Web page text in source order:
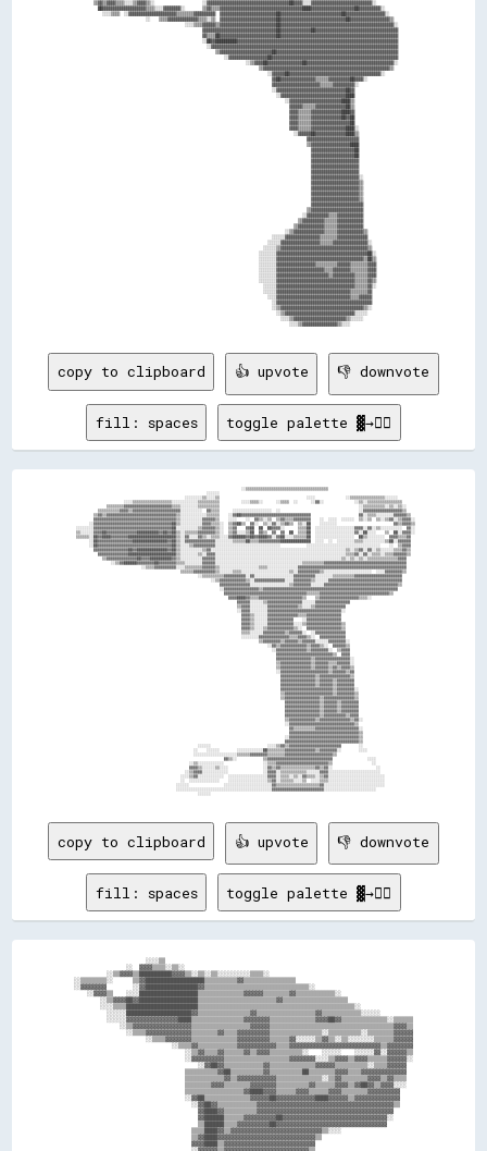
  ▒▒▓▓▒▒▓▓▓▓▒▒▒▒░░░░▒▒▓▓▓▓▒▒░░                      ░░▓▓▓▓▓▓▓▓▓▓▓▓▓▓▓▓▓▓▓▓▓▓▓▓▓▓▓▓▓▓▓▓▓▓▓▓▓▓██▓▓▓▓░░░░▓▓▓▓▓▓▓▓▓▓▓▓▓▓▓▓▓▓▓▓▓▓▓▓▓▓▓▓░░
    ██▓▓▓▓▓▓▓▓▓▓▓▓▓▓▓▓▓▓▓▓▒▒▒▒░░░░▓▓▓▓▓▓▓▓░░        ▒▒▓▓▒▒▒▒▓▓▓▓▓▓▓▓▓▓▓▓▓▓▓▓▓▓▓▓▓▓▓▓▓▓▓▓▓▓▓▓▓▓▓▓▓▓████▓▓▓▓▓▓▓▓▓▓▓▓▓▓▓▓▓▓▓▓██▓▓▓▓▓▓▓▓▓▓░░
      ░░░░▒▒▒▒  ░░▓▓▓▓▓▓▓▓▓▓▓▓▓▓▓▓▓▓▓▓▓▓▒▒▒▒▒▒▒▒▓▓▓▓▓▓▓▓▓▓  ▓▓▓▓▓▓▓▓▓▓▓▓▓▓▓▓▓▓▓▓▓▓▓▓▓▓██▓▓▓▓▓▓▓▓▓▓▓▓▓▓▓▓▓▓▓▓▓▓▓▓▓▓▓▓██▓▓▓▓▓▓▓▓▓▓▓▓▓▓▓▓▓▓░░
                          ░░    ▒▒▒▒▓▓▓▓▓▓▓▓▓▓▓▓▓▓▒▒▒▒░░▒▒  ▓▓▓▓▓▓▓▓▓▓▓▓▓▓▓▓▓▓▓▓▓▓▓▓▓▓██▓▓▓▓▓▓▓▓▓▓▓▓▓▓▓▓▓▓▓▓▓▓▓▓▓▓▓▓▓▓██▓▓▓▓▓▓▓▓▓▓▓▓▓▓▓▓▓▓▒▒
                                            ░░░░▒▒▒▒▓▓▓▓▓▓▒▒▓▓▓▓▓▓▓▓▓▓▓▓▓▓▓▓▓▓▓▓▓▓▓▓▓▓██▓▓▓▓▓▓▓▓▓▓▓▓▓▓▓▓▓▓▓▓▓▓▓▓▓▓▓▓▓▓▓▓▓▓▓▓▓▓▓▓▓▓▓▓▓▓▓▓▓▓▓▓░░
                                                    ▓▓▓▓▓▓▓▓▓▓▓▓▓▓▓▓▓▓▓▓▓▓▓▓▓▓▓▓▓▓▓▓▓▓██▓▓▓▓▓▓▓▓▓▓▓▓▓▓██▓▓▓▓▓▓▓▓▓▓▓▓▓▓▓▓▓▓▓▓▓▓▓▓▓▓▓▓▓▓▓▓▓▓▓▓▓▓
                                                    ▓▓▒▒▒▒██▓▓▓▓▓▓▓▓▓▓▓▓▓▓▓▓▓▓▓▓▓▓▓▓▓▓██▓▓▓▓▓▓▓▓▓▓▓▓▓▓▓▓▓▓▓▓▓▓▓▓▓▓▓▓▓▓▓▓▓▓▓▓▓▓▓▓▓▓▓▓▓▓▓▓▓▓▓▓▓▓
                                                    ░░██▓▓██████████▓▓▓▓▓▓▓▓▓▓▓▓▓▓▓▓▓▓▓▓▓▓▓▓▓▓▓▓▓▓▓▓▓▓▓▓▓▓▓▓▓▓▓▓▓▓▓▓▓▓▓▓▓▓▓▓▓▓▓▓▓▓▓▓▓▓▓▓▓▓▓▓▓▓
                                                      ░░▓▓▓▓▓▓▓▓▓▓▓▓▓▓▓▓▓▓▓▓▓▓▓▓▓▓▓▓▓▓▓▓▓▓▓▓▓▓▓▓▓▓▓▓▓▓▓▓▓▓▓▓▓▓▓▓▓▓▓▓▓▓▓▓▓▓▓▓▓▓▓▓▓▓▓▓▓▓▓▓▓▓▓▓▓▓
                                                          ▒▒▓▓▓▓▓▓▓▓▓▓▓▓▓▓▓▓▓▓▓▓▓▓▓▓██▓▓▓▓▓▓▓▓▓▓▓▓▓▓▓▓▓▓▓▓▓▓▓▓▓▓▓▓▓▓▓▓▓▓▓▓▓▓▓▓▓▓▓▓▓▓▓▓▓▓▓▓▓▓▓▓
                                                              ░░▓▓▓▓▓▓▓▓▓▓▓▓▓▓▓▓▓▓██▓▓▓▓▓▓▓▓▓▓▓▓▓▓▓▓▓▓▓▓▓▓▓▓▓▓▓▓▓▓▓▓▓▓▓▓▓▓▓▓▓▓▓▓▓▓▓▓▓▓▓▓▓▓▓▓▓▓
                                                                        ░░▒▒▓▓▓▓██▓▓▓▓▓▓▓▓▓▓▓▓▓▓▓▓██▓▓▓▓▓▓▓▓▓▓▓▓▓▓▓▓▓▓▓▓▓▓▓▓▓▓▓▓▓▓▓▓▓▓▓▓▓▓▓▓░░
                                                                              ▒▒▓▓▓▓▓▓▓▓▓▓▓▓▓▓▓▓▓▓▓▓▓▓▓▓▓▓▓▓▓▓▓▓▓▓▓▓▓▓▓▓▓▓▓▓▓▓▓▓▓▓▓▓▓▓▓▓▓▓▒▒
                                                                                  ░░▓▓▓▓▓▓██▓▓▓▓▓▓▓▓▓▓▓▓▓▓▓▓▓▓▓▓▓▓▓▓▓▓▓▓▓▓▓▓▓▓▓▓▓▓▓▓▓▓░░
                                                                                    ▓▓██▓▓▓▓▓▓▓▓▓▓▓▓▓▓▓▓▒▒▒▒▒▒▓▓▓▓▓▓▓▓▓▓██▓▓▓▓░░
                                                                                    ▓▓▓▓▓▓▓▓▓▓▓▓▓▓▓▓▓▓▓▓▓▓▒▒▒▒▒▒▓▓▓▓▓▓▓▓▓▓░░
                                                                                    ░░▓▓▓▓▓▓▓▓▓▓▓▓▓▓▓▓▓▓▓▓▓▓▓▓▓▓▓▓▓▓▓▓██▓▓
                                                                                      ░░▓▓▓▓▓▓▓▓▓▓▓▓▓▓▓▓▓▓▓▓▓▓▓▓▓▓▓▓▓▓████
                                                                                          ░░▓▓▓▓▓▓▓▓▓▓▓▓▓▓▓▓▓▓▓▓▓▓▓▓████▒▒
                                                                                            ▓▓▓▓▓▓▒▒▒▒▒▒▓▓▓▓▓▓▓▓▓▓▓▓▓▓██▒▒
                                                                                            ▓▓▓▓▒▒▒▒▒▒▓▓▓▓▓▓▓▓▓▓▓▓▓▓████▓▓
                                                                                            ▓▓▓▓▒▒▒▒▒▒▓▓▓▓▓▓▓▓▓▓▓▓▓▓██▓▓██
                                                                                            ▓▓▓▓▒▒▒▒▒▒▓▓▓▓▓▓▓▓▓▓▓▓▓▓▓▓▓▓██
                                                                                            ▓▓▓▓▒▒▒▒▒▒▓▓▓▓▓▓▓▓▓▓▓▓▓▓▓▓████░░
                                                                                              ░░▓▓▓▓▓▓██▓▓▓▓▓▓▓▓▓▓▓▓▓▓████▒▒
                                                                                                    ▓▓▓▓▓▓▓▓▓▓▓▓▓▓▓▓▓▓▓▓▓▓▓▓
                                                                                                    ▒▒▓▓▓▓▓▓▓▓▓▓▓▓▓▓▓▓▓▓████
                                                                                                      ▓▓▓▓▓▓▓▓▓▓▓▓▓▓▓▓▓▓▓▓██
                                                                                                      ▓▓▓▓▓▓▓▓▓▓▓▓▓▓▓▓▓▓▓▓██
                                                                                                      ▓▓▓▓▓▓▓▓▓▓▓▓▓▓▓▓▓▓▓▓▓▓
                                                                                                      ▓▓▓▓▓▓▓▓▓▓▓▓▓▓▓▓▓▓▓▓▓▓
                                                                                                      ▓▓▓▓▓▓▓▓▓▓▓▓▓▓▓▓▓▓▓▓▓▓
                                                                                                      ▓▓▓▓▓▓▓▓▓▓▓▓▓▓▓▓▓▓▓▓▓▓░░
                                                                                                      ▓▓▓▓▓▓▓▓▓▓▓▓▓▓▓▓▓▓▓▓▓▓▒▒
                                                                                                      ▓▓▓▓▓▓▓▓▓▓▓▓▓▓▓▓▓▓▓▓▓▓▒▒
                                                                                                      ▓▓▓▓▓▓▓▓▓▓▓▓▓▓▓▓▓▓▓▓▓▓▒▒
                                                                                                      ▓▓▓▓▓▓▓▓▓▓▓▓▓▓▓▓▓▓▓▓▓▓▒▒
                                                                                                      ▓▓▓▓▓▓▓▓▓▓▓▓▓▓▓▓▓▓▓▓▓▓▓▓
                                                                                                    ▒▒▓▓▓▓▓▓▓▓▓▓▓▓▓▓▓▓▓▓▓▓▓▓▓▓
                                                                                                  ░░▓▓▓▓▓▓▓▓▓▓▒▒▒▒▓▓▓▓▓▓▓▓▓▓▓▓
                                                                                                ▒▒▓▓▓▓▓▓▓▓▓▓▒▒▒▒▒▒▓▓▓▓▓▓▓▓▓▓▓▓
                                                                                              ▒▒▓▓▓▓▓▓▓▓▓▓▓▓▒▒▒▒▒▒▓▓▓▓▓▓▓▓▓▓▓▓
                                                                                          ░░▒▒▓▓▓▓▓▓▓▓▓▓▓▓▓▓▒▒▒▒▒▒▓▓▓▓▓▓▓▓▓▓▓▓▒▒
                                                                                    ░░░░░░▓▓▓▓▓▓▓▓▓▓▓▓▓▓▓▓▒▒▒▒▒▒▒▒▓▓▓▓▓▓▓▓▓▓▓▓▓▓
                                                                                  ░░░░░░▓▓▓▓▓▓▓▓▓▓▓▓▓▓▓▓▓▓▒▒▒▒▒▒▓▓▓▓▓▓▓▓▓▓▓▓▓▓▓▓░░
                                                                                ░░░░░░▒▒▓▓▓▓▓▓▓▓▓▓▓▓▓▓▓▓▓▓▓▓▓▓▓▓▓▓▓▓▓▓▓▓▓▓▓▓▓▓▓▓▒▒
                                                                              ░░░░░░░░▓▓▓▓▓▓▓▓▓▓▓▓▓▓▓▓▓▓▓▓▓▓▓▓▓▓▓▓▓▓▓▓▓▓▓▓▓▓▓▓▓▓██░░
                                                                              ░░░░░░░░▓▓▓▓▓▓▓▓▓▓▓▓▓▓▓▓▓▓▓▓▓▓▓▓▓▓▓▓▓▓▓▓▓▓▓▓▓▓▓▓▒▒██▒▒
                                                                              ░░░░░░░░▓▓▓▓▓▓▓▓▓▓▓▓▓▓▓▓▓▓▒▒▒▒▒▒▒▒▒▒▓▓▓▓▓▓▒▒▒▒▒▒▒▒▓▓▓▓
                                                                              ░░░░░░░░▓▓▓▓▓▓▓▓▓▓▓▓▓▓▓▓▓▓▓▓▓▓▒▒▒▒▓▓▓▓▓▓▓▓▒▒▒▒▒▒▒▒▓▓▓▓
                                                                              ░░░░░░░░▓▓▓▓▓▓▓▓▓▓▓▓▓▓▓▓▓▓▓▓▓▓▓▓▒▒▓▓▓▓▓▓▓▓▓▓▒▒▒▒▒▒▓▓▓▓
                                                                              ░░░░░░░░▓▓▓▓▓▓▓▓▓▓▓▓▓▓▓▓▓▓▓▓▓▓▓▓▓▓▓▓▓▓▓▓▓▓▓▓▒▒▒▒▒▒▓▓▒▒
                                                                                ░░░░░░▓▓▓▓▓▓▓▓▓▓▓▓▓▓▓▓▓▓▓▓▓▓▓▓▓▓▓▓▓▓▓▓▓▓▓▓▒▒▒▒▒▒▓▓░░
                                                                                ░░░░░░▓▓▓▓▓▓▓▓▓▓▓▓▓▓▓▓▓▓▓▓▓▓▓▓▓▓▓▓▓▓▓▓▓▓▒▒▒▒▒▒▒▒▓▓
                                                                                  ░░░░▓▓▓▓▓▓▓▓▓▓▓▓▓▓▓▓▓▓▓▓▓▓▓▓▓▓▓▓▓▓▓▓▓▓▒▒▒▒▓▓▓▓▓▓
                                                                                    ░░▓▓▓▓▓▓▓▓▓▓▓▓▓▓▓▓▓▓▓▓▓▓▓▓▓▓▓▓▓▓▓▓▓▓▓▓▓▓▓▓▓▓▓▓
                                                                                    ░░▒▒▓▓▓▓▓▓▓▓▓▓▓▓▓▓▓▓▓▓▓▓▓▓▓▓▓▓▓▓▓▓▓▓▓▓▓▓▓▓▒▒░░
                                                                                      ░░▒▒▓▓▓▓▓▓▓▓▓▓▓▓▓▓▓▓▓▓▓▓▓▓▓▓▓▓▓▓▓▓▓▓░░░░░░
                                                                                        ░░░░▒▒▓▓▓▓▓▓▓▓▓▓▓▓▓▓▓▓▓▓▓▓▓▓▓▓▒▒░░░░░░
copy to clipboard 👍 upvote 👎 downvote
fill: spaces toggle palette ▓→✊🏽
copy to clipboard 👍 upvote 👎 downvote
fill: spaces toggle palette ▓→✊🏽
                      ░░░░▒▒
                ░░  ▓▓▓▓▒▒▒▒░░▒▒░░
          ░░▒▒▓▓▓▓▒▒██████████▓▓▓▓▒▒░░▒▒░░▒▒░░░░░░░░░░▒▒▒▒░░
░░▒▒▒▒▒▒▒▒░░      ▒▒▓▓██████████████████▒▒▒▒▒▒▒▒▒▒▓▓▒▒▒▒▒▒▒▒▒▒▒▒▒▒▒▒
░░▓▓▓▓▓▓▓▓        ░░▓▓████████████████▓▓▒▒▒▒▒▒▒▒▒▒▒▒▒▒▒▒▒▒▒▒▒▒▒▒▒▒▒▒▒▒▒▒░░
    ░░▓▓▓▓▒▒    ░░░░██████████████████▒▒▒▒▒▒▒▒▒▒▒▒▒▒▓▓▓▓▓▓▒▒▒▒▒▒▒▒▓▓▒▒▒▒▒▒▒▒▒▒▒▒░░
        ░░▒▒▓▓▓▓██▓▓██████████████████▒▒▒▒▒▒▒▒▒▒▒▒▒▒▒▒▒▒▒▒▒▒▒▒▓▓▒▒▒▒▒▒▒▒▒▒▒▒▒▒▒▒▒▒▒▒
        ░░░░▒▒▒▒██████████████████████▒▒▒▒▒▒▒▒▒▒▒▒▒▒▒▒▒▒▒▒▒▒▒▒▒▒▒▒▒▒▒▒▒▒▒▒▒▒▒▒▒▒▒▒▒▒▒▒░░
          ░░░░░░████████████████████▓▓▒▒▒▒▒▒▒▒▒▒▒▒▒▒▒▒▓▓▒▒▒▒▒▒▒▒▒▒▒▒▒▒▒▒▒▒▓▓▒▒▒▒▒▒▒▒▒▒▒▒░░░░░░
          ░░░░░░▓▓▓▓▓▓▓▓▓▓▓▓▓▓▓▓████▒▒▒▒▒▒▒▒▒▒▒▒▒▒▒▒▓▓▓▓▓▓▓▓▒▒▒▒▒▒▒▒▒▒▒▒▒▒▓▓▓▓██▓▓▒▒▒▒▒▒▒▒▒▒▒▒▒▒░░▒▒▒▒▒▒
              ░░▒▒▓▓▓▓▓▓▓▓▓▓▓▓▓▓▓▓▓▓▒▒▒▒▒▒▒▒▒▒▒▒▒▒▒▒▒▒▓▓▓▓▓▓▒▒▒▒▒▒▒▒▒▒▒▒▒▒▒▒▒▒▒▒▒▒▒▒▒▒▒▒▒▒▒▒▒▒▒▒▒▒▓▓▓▓▒▒
                ░░▒▒▒▒▓▓▓▓▓▓▓▓▓▓▓▓▓▓▒▒▒▒▒▒▒▒▓▓▒▒▒▒▓▓▓▓▓▓▓▓▓▓▒▒▒▒▒▒▒▒▒▒▒▒▒▒▒▒░░▒▒▒▒▒▒▒▒▒▒░░▒▒▒▒▒▒▒▒▓▓▓▓▓▓
                      ░░▒▒▒▒▓▓▓▓▓▓▓▓▒▒▒▒▒▒▒▒▒▒▒▒▒▒▓▓▓▓▓▓▓▓▓▓▒▒▒▒▒▒▓▓░░░░░░▒▒▓▓▒▒░░▒▒░░░░░░░░▒▒▒▒▒▒▓▓▓▓▓▓
                              ░░▒▒▒▒▓▓▒▒▒▒▒▒▒▒▒▒▒▒▓▓▓▓▓▓▓▓▓▓▓▓▒▒▒▒▓▓▓▓▓▓▓▓▓▓▓▓▓▓▓▓▓▓▓▓▓▓▓▓▓▓▓▓▒▒▓▓▓▓▓▓▓▓
                                  ░░▒▒▓▓▒▒▒▒▓▓▒▒▒▒▒▒▓▓▒▒▓▓▓▓▒▒▒▒▒▒▒▒▒▒░░    ░░░░░░    ░░░░░░▓▓░░▓▓▓▓▓▓▒▒
                                  ░░▓▓▓▓▓▓▓▓▓▓▒▒▒▒▒▒▒▒▒▒▒▒▒▒▒▒▒▒▒▒▓▓▓▓▓▓▓▓░░░░▒▒▓▓▓▓▒▒▓▓▓▓▒▒▒▒▒▒▓▓▓▓▓▓░░
                                      ░░▓▓██▓▓▒▒▒▒▒▒▒▒▒▒▒▒▓▓▒▒▒▒▒▒▒▒▒▒▒▒▒▒▓▓▓▓▓▓▒▒▒▒▒▒▒▒▒▒░░▒▒▒▒▓▓▓▓▓▓
                                  ▒▒▒▒▒▒▒▒▒▒▓▓██▒▒▒▒▒▒▒▒▒▒▓▓▒▒▒▒▒▒▒▒▒▒██▒▒▒▒▒▒▒▒▓▓▓▓▒▒▒▒▓▓▓▓▓▓▓▓▓▓▓▓▓▓
                                  ▒▒▒▒▒▒▒▒▒▒▒▒▓▓▒▒▓▓▓▓▓▓▓▓▓▓▓▓▒▒▒▒▒▒▒▒▒▒▒▒▒▒░░▒▒▓▓▒▒▒▒▒▒▒▒▓▓▓▓▒▒▓▓▒▒▒▒
                                  ▒▒▒▒▒▒▒▒▓▓▓▓▒▒▒▒▒▒▒▒▓▓▓▓▓▓▓▓▒▒▒▒▒▒▒▒▒▒▓▓▒▒▒▒▒▒▓▓▓▓▒▒▓▓██▓▓▒▒▓▓▓▓░░░░
                                  ▒▒▒▒▒▒▒▒▒▒▒▒▒▒▒▒▒▒▓▓████▓▓▓▓▒▒▒▒▒▒▓▓▓▓▒▒▒▒▒▒▓▓▓▓▒▒▒▒▒▒▒▒▓▓▓▓▓▓▓▓▓▓
                                  ░░▓▓██▒▒▒▒▒▒▒▒▒▒▒▒▒▒▓▓▓▓▓▓██▓▓▓▓▓▓▓▓▓▓▓▓████▓▓▓▓▓▓▒▒▓▓▓▓▓▓▓▓▓▓▓▓▓▓
                                    ░░▓▓██▓▓▒▒▒▒▒▒▒▒▒▒▒▒▓▓▓▓▓▓▓▓▓▓▓▓▓▓▓▓▓▓▓▓▓▓▓▓▓▓▓▓▓▓▓▓▓▓▓▓▓▓▓▓▓▓▒▒
                                      ▓▓████▓▓▒▒▒▒▒▒▒▒▒▒▓▓▓▓▓▓▓▓▓▓▓▓▓▓▓▓▓▓▓▓▓▓▓▓▓▓▓▓▓▓▓▓▓▓▓▓▓▓▓▓▓▓
                                      ▓▓██████▒▒▒▒▒▒▓▓▓▓▓▓▓▓▓▓██▓▓▓▓▓▓▓▓▓▓▓▓▓▓▓▓▓▓▓▓▓▓▓▓▓▓▓▓▓▓▓▓░░
                                      ▒▒██████▒▒▒▒▓▓▓▓▓▓▓▓▓▓██▓▓▓▓▓▓▓▓▓▓▓▓▓▓▓▓▓▓▓▓▓▓▓▓▓▓▓▓▓▓▓▓▓▓
                                    ▒▒▒▒████▓▓▒▒▓▓▓▓▓▓▓▓▓▓▓▓▓▓▓▓▓▓▓▓▓▓▓▓▓▓▓▓▒▒░░░░
                                    ▒▒▓▓████▓▓▓▓▓▓▓▓▓▓▓▓▓▓▓▓▓▓▓▓▓▓▓▓▓▓▓▓▓▓▒▒
                                    ▓▓▓▓████▒▒▓▓▓▓▓▓▓▓▓▓▓▓▓▓▓▓▓▓▓▓▓▓▓▓▓▓▓▓